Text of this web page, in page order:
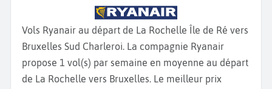
Vols Ryanair au départ de La Rochelle Île de Ré vers
Bruxelles Sud Charleroi. La compagnie Ryanair
propose 1 vol(s) par semaine en moyenne au départ
de La Rochelle vers Bruxelles. Le meilleur prix